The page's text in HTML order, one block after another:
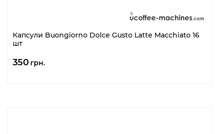
Капсули Buongiorno Dolce Gusto Latte Macchiato 16
шт
350 грн.